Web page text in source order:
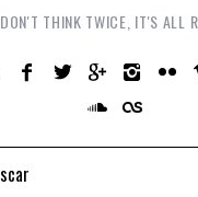
DON'T THINK TWICE, IT'S ALL